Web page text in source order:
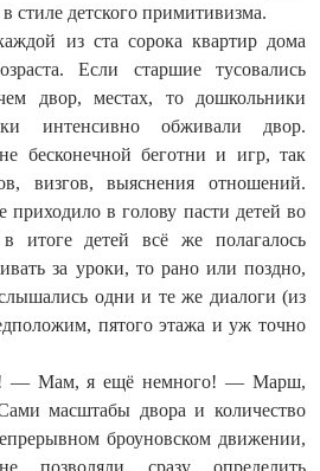
стиле детского примитивизма.
из ста сорока квартир дома
Если старшие тусовались
двор, местах, то дошкольники
интенсивно обживали двор.
бесконечной беготни и игр, так
визгов, выяснения отношений.
приходило в голову пасти детей во
итоге детей всё же полагалось
за уроки, то рано или поздно,
одни и те же диалоги (из
пятого этажа и уж точно
— Мам, я ещё немного! — Марш,
масштабы двора и количество
броуновском движении,
позволяли сразу определить